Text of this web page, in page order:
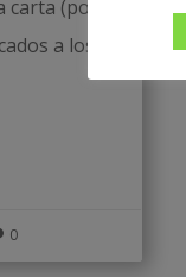
(por
a los
0